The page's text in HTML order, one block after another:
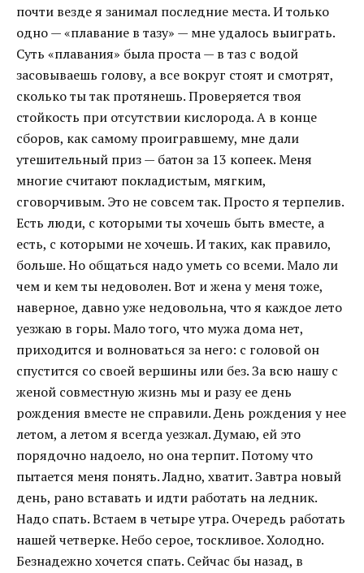
почти везде я занимал последние места. И только
одно — «плавание в тазу» — мне удалось выиграть.
Суть «плавания» была проста — в таз с водой
засовываешь голову, а все вокруг стоят и смотрят,
сколько ты так протянешь. Проверяется твоя
стойкость при отсутствии кислорода. А в конце
сборов, как самому проигравшему, мне дали
утешительный приз — батон за 13 копеек. Меня
многие считают покладистым, мягким,
сговорчивым. Это не совсем так. Просто я терпелив.
Есть люди, с которыми ты хочешь быть вместе, а
есть, с которыми не хочешь. И таких, как правило,
больше. Но общаться надо уметь со всеми. Мало ли
чем и кем ты недоволен. Вот и жена у меня тоже,
наверное, давно уже недовольна, что я каждое лето
уезжаю в горы. Мало того, что мужа дома нет,
приходится и волноваться за него: с головой он
спустится со своей вершины или без. За всю нашу с
женой совместную жизнь мы и разу ее день
рождения вместе не справили. День рождения у нее
летом, а летом я всегда уезжал. Думаю, ей это
порядочно надоело, но она терпит. Потому что
пытается меня понять. Ладно, хватит. Завтра новый
день, рано вставать и идти работать на ледник.
Надо спать. Встаем в четыре утра. Очередь работать
нашей четверке. Небо серое, тоскливое. Холодно.
Безнадежно хочется спать. Сейчас бы назад, в